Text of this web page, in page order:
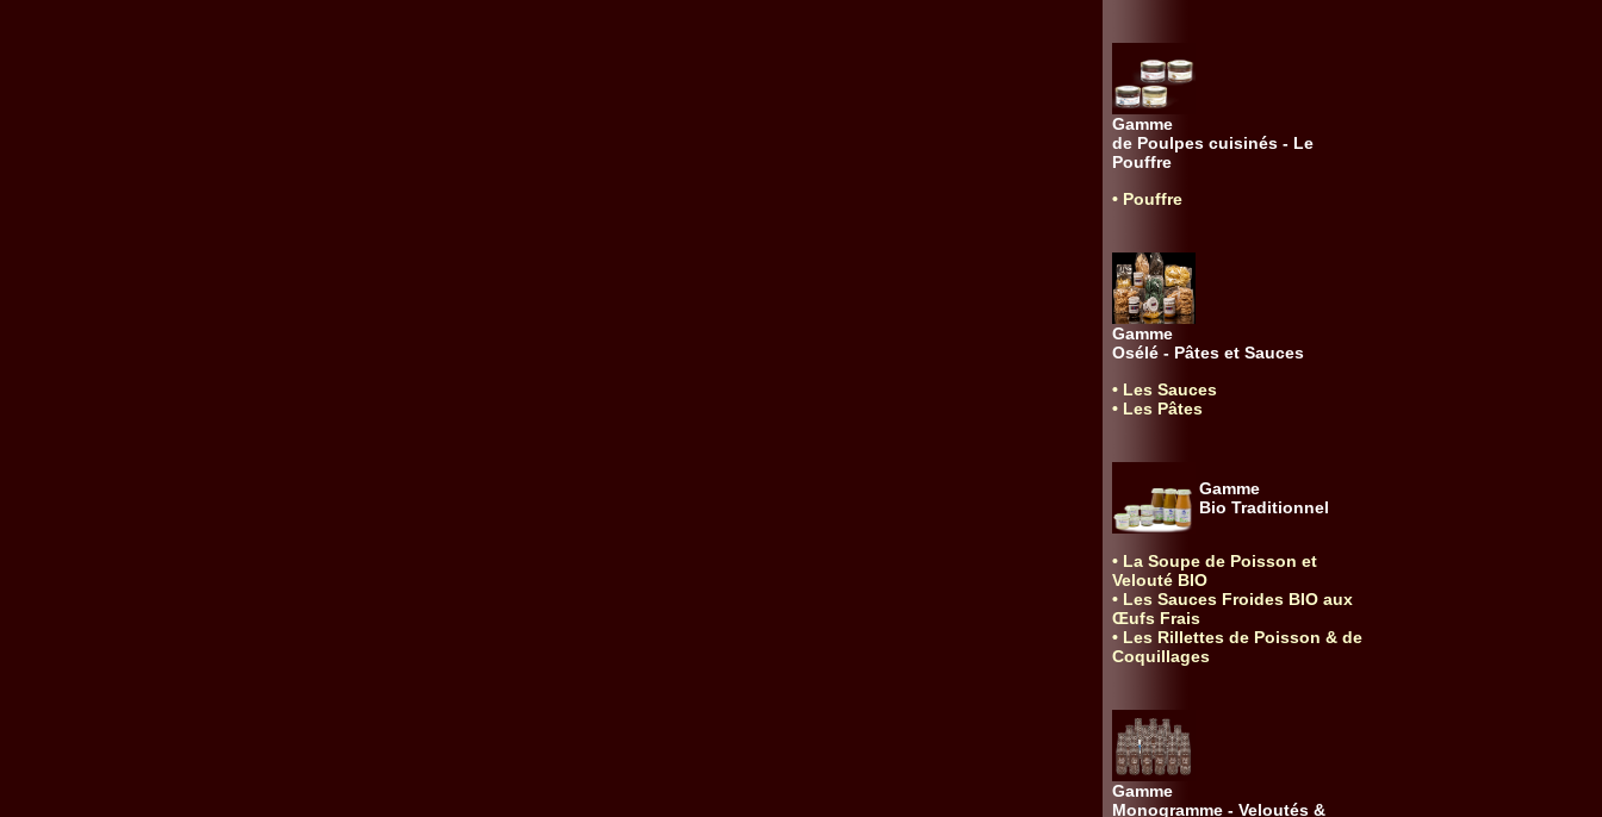
Gamme
de Poulpes cuisinés - Le
Pouffre
• Pouffre
Gamme
Osélé - Pâtes et Sauces
• Les Sauces
• Les Pâtes
Gamme
Bio Traditionnel
• La Soupe de Poisson et
Velouté BIO
• Les Sauces Froides BIO aux
Œufs Frais
• Les Rillettes de Poisson & de
Coquillages
Gamme
Monogramme - Veloutés &